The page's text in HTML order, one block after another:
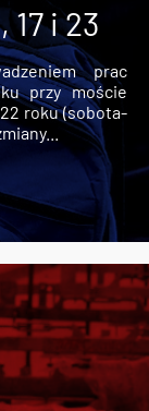
17 i 23
prac
przy moście
roku (sobota-